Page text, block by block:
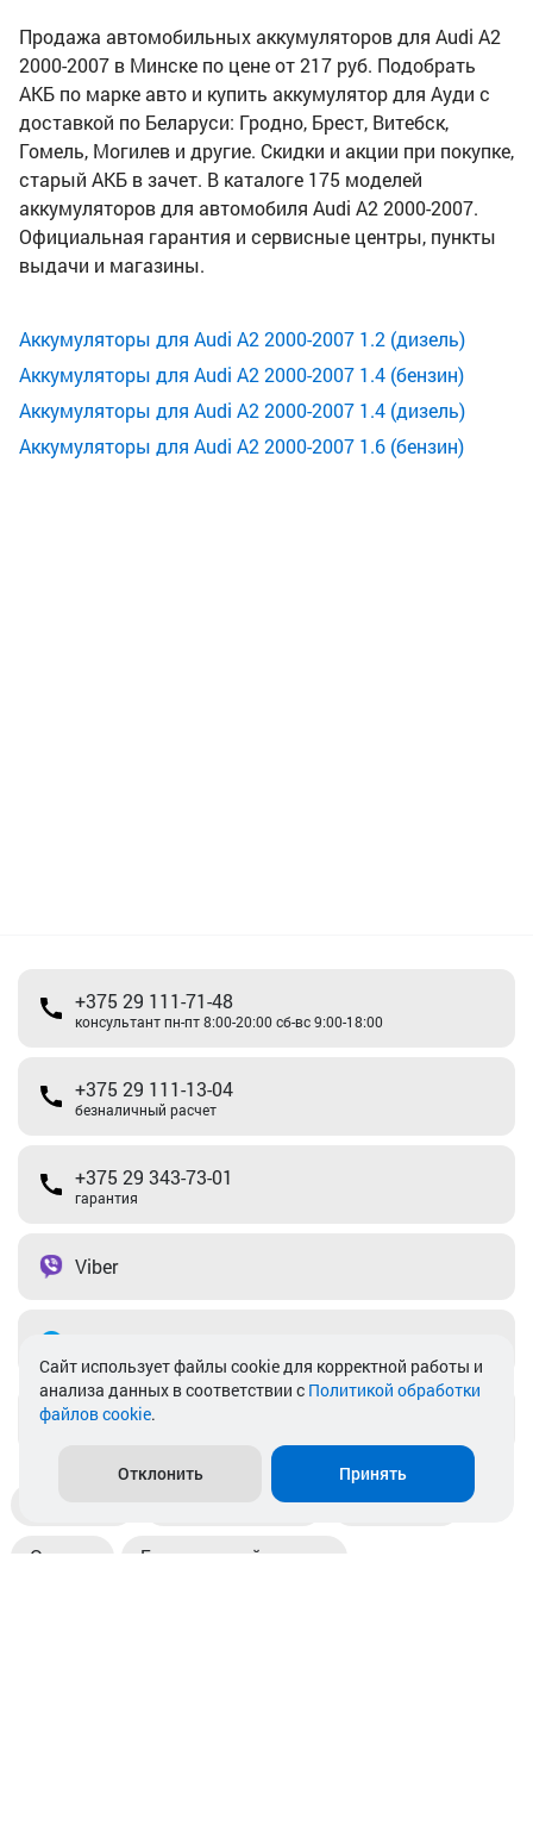
Продажа автомобильных аккумуляторов для Audi A2
2000-2007 в Минске по цене от 217 руб. Подобрать
АКБ по марке авто и купить аккумулятор для Ауди с
доставкой по Беларуси: Гродно, Брест, Витебск,
Гомель, Могилев и другие. Скидки и акции при покупке,
старый АКБ в зачет. В каталоге 175 моделей
аккумуляторов для автомобиля Audi A2 2000-2007.
Официальная гарантия и сервисные центры, пункты
выдачи и магазины.
Аккумуляторы для Audi A2 2000-2007 1.2 (дизель)
Аккумуляторы для Audi A2 2000-2007 1.4 (бензин)
Аккумуляторы для Audi A2 2000-2007 1.4 (дизель)
Аккумуляторы для Audi A2 2000-2007 1.6 (бензин)
+375 29 111-71-48
консультант пн-пт 8:00-20:00 сб-вс 9:00-18:00
+375 29 111-13-04
безналичный расчет
+375 29 343-73-01
гарантия
Viber
info@akkamulik.by
Пункты выдачи Магазины
Оплата Безналичный расчет
Cайт использует файлы cookie для корректной работы и
анализа данных в соответствии с Политикой обработки
файлов cookie.
Отклонить Принять